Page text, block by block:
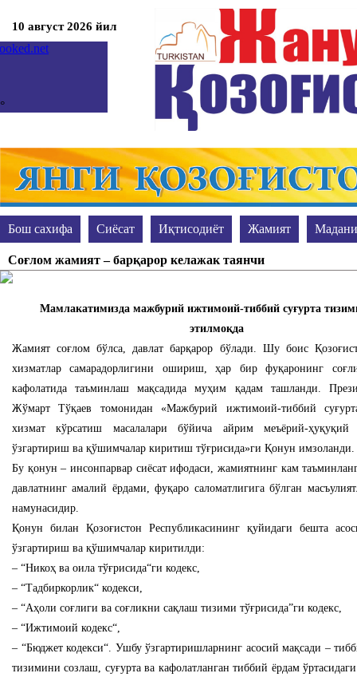
10 август 2026 йил
11
на неделю
prev
Бош сахифа Сиёсат Иқтисодиёт Жамият
Жиноят ва жазо Акс-садо Таълим Сўранг-жавоб
Соғлом жамият – барқарор келажак таянчи
Мамлакатимизда мажбурий ижтимоий-тиббий суғурта
этилмоқда
Жамият соғлом бўлса, давлат барқарор бўлади. Шу боис
хизматлар самарадорлигини ошириш, ҳар бир фуқаронинг
кафолатида таъминлаш мақсадида муҳим қадам ташланди.
Жўмарт Тўқаев томонидан «Мажбурий ижтимоий-тиббий
хизмат кўрсатиш масалалари бўйича айрим меъёрий-ҳуқуқий
ўзгартириш ва қўшимчалар киритиш тўғрисида»ги Қонун имзоланди.
Бу қонун – инсонпарвар сиёсат ифодаси, жамиятнинг кам
давлатнинг амалий ёрдами, фуқаро саломатлигига бўлган
намунасидир.
Қонун билан Қозоғистон Республикасининг қуйидаги бешта
ўзгартириш ва қўшимчалар киритилди:
– “Никоҳ ва оила тўғрисида“ги кодекс,
– “Тадбиркорлик“ кодекси,
– “Аҳоли соғлиги ва соғликни сақлаш тизими тўғрисида”ги кодекс,
– “Ижтимоий кодекс“,
– “Бюджет кодекси“. Ушбу ўзгартиришларнинг асосий мақсади –
тизимини созлаш, суғурта ва кафолатланган тиббий ёрдам